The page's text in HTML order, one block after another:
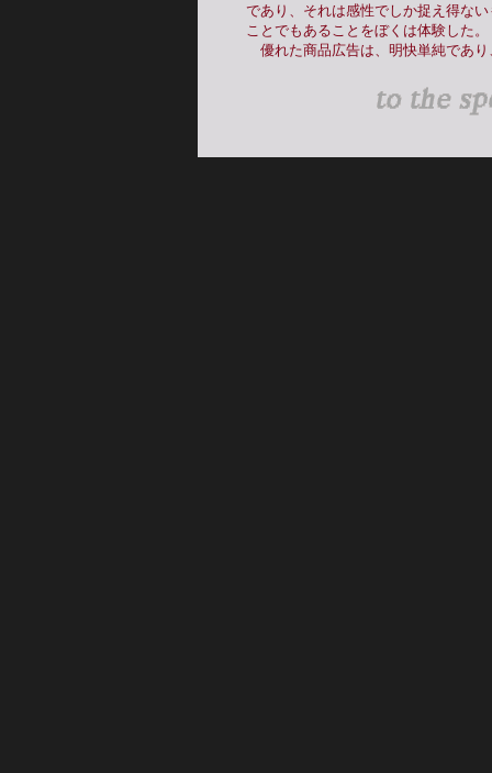
であり、それは感性でしか捉え得な
ことでもあることをぼくは体験し
優れた商品広告は、明快単純であ